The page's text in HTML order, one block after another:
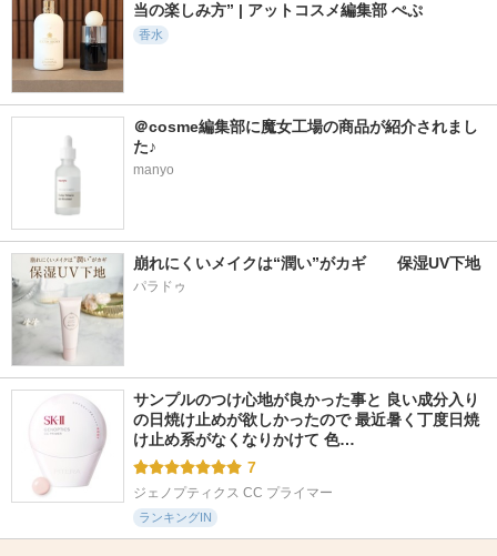
当の楽しみ方” | アットコスメ編集部 ぺぷ
香水
＠cosme編集部に魔女工場の商品が紹介されまし
た♪
manyo
崩れにくいメイクは“潤い”がカギ　　保湿UV下地
パラドゥ
サンプルのつけ心地が良かった事と 良い成分入り
の日焼け止めが欲しかったので 最近暑く丁度日焼
け止め系がなくなりかけて 色…
7
ジェノプティクス CC プライマー
ランキングIN